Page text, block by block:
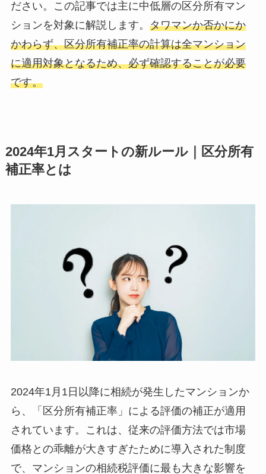
ださい。この記事では主に中低層の区分所有マン
ションを対象に解説します。 タワマンか否かにか
かわらず、区分所有補正率の計算は全マンション
に適用対象となるため、必ず確認することが必要
です。
2024年1月スタートの新ルール｜区分所有
補正率とは
2024年1月1日以降に相続が発生したマンションか
ら、「区分所有補正率」による評価の補正が適用
されています。これは、従来の評価方法では市場
価格との乖離が大きすぎたために導入された制度
で、マンションの相続税評価に最も大きな影響を